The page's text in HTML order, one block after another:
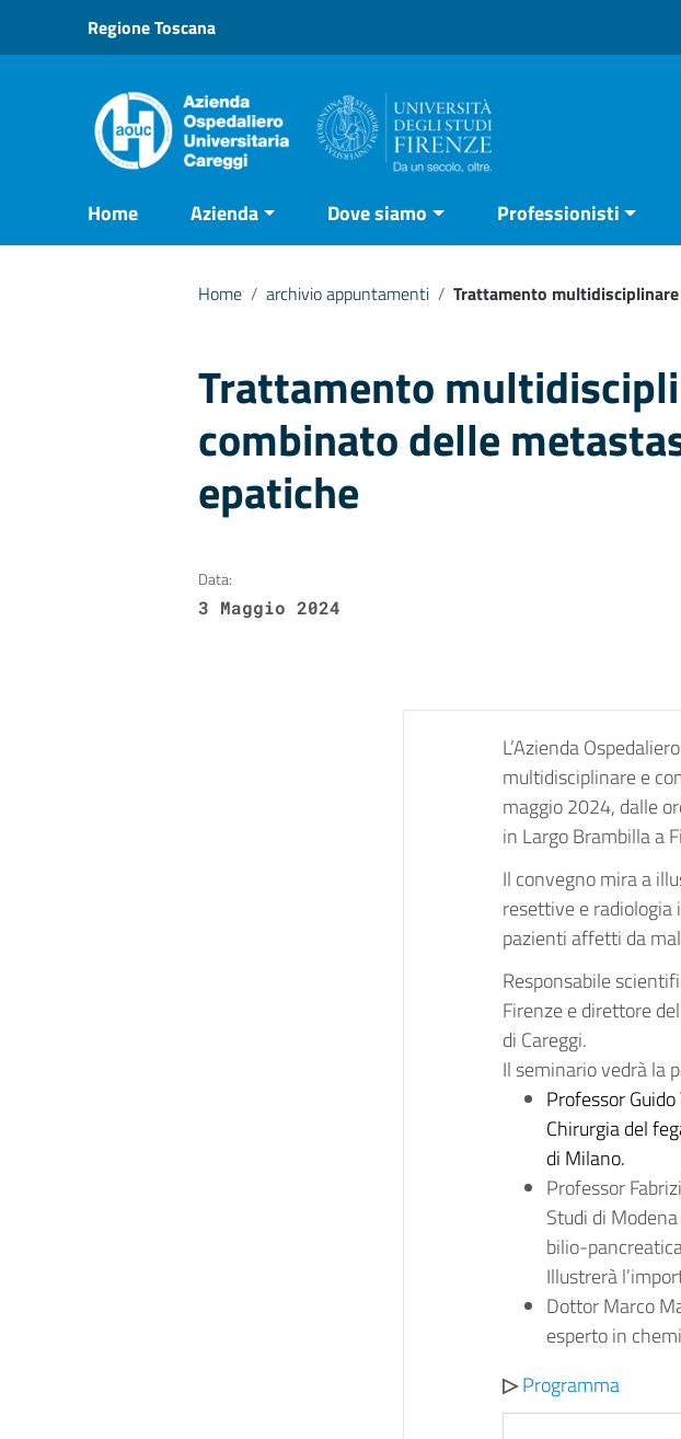
Vai ai contenuti
Vai al menu di navigazione
Regione Toscana
Home Azienda Dove siamo Professionisti
Home / archivio appuntamenti / Trattamento
Trattamento
combinato delle
epatiche
Data:
3 Maggio 2024
L’Azienda
multidisciplinare e
maggio 2024, dalle
in Largo Brambilla a
Il convegno mira a
resettive e
pazienti affetti da
Responsabile
Firenze e direttore
di Careggi.
Il seminario vedrà la
Professor
Chirurgia del
di Milano.
Professor
Studi di
bilio-
Illustrerà
Dottor Marco
esperto in
▷Programma